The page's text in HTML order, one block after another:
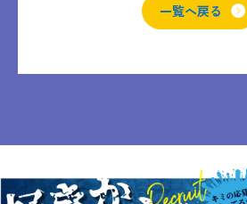
一覧へ戻る